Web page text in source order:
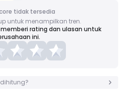
tidak tersedia
untuk menampilkan tren.
rating dan ulasan untuk
ini.